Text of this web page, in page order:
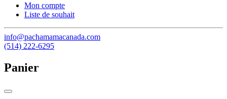
Mon compte
Liste de souhait
info@pachamamacanada.com
(514) 222-6295
Panier